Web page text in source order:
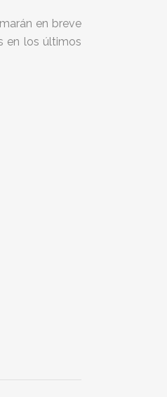
en breve
en los últimos